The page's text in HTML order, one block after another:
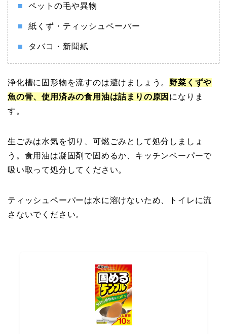
ペットの毛や異物
紙くず・ティッシュペーパー
タバコ・新聞紙
浄化槽に固形物を流すのは避けましょう。 野菜くずや
魚の骨、使用済みの食用油は詰まりの原因 になりま
す。
生ごみは水気を切り、可燃ごみとして処分しましょ
う。食用油は凝固剤で固めるか、キッチンペーパーで
吸い取って処分してください。
ティッシュペーパーは水に溶けないため、トイレに流
さないでください。